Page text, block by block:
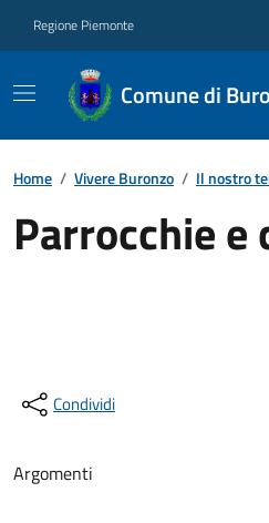
Regione Piemonte
Comune di
Home / Vivere Buronzo / Il nostro
Parrocchie e
Condividi
Argomenti